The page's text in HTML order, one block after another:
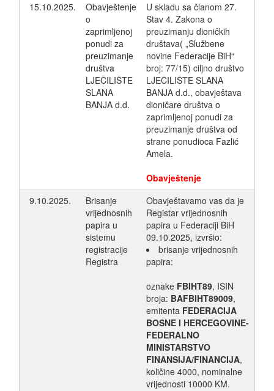
15.10.2025.
Obavještenje
o
zaprimljenoj
ponudi za
preuzimanje
društva
LJEČILIŠTE
SLANA
BANJA d.d.
U skladu sa članom 27.
Stav 4. Zakona o
preuzimanju dioničkih
društava( „Službene
novine Federacije BiH“
broj: 77/15) ciljno društvo
LJEČILIŠTE SLANA
BANJA d.d., obavještava
dioničare društva o
zaprimljenoj ponudi za
preuzimanje društva od
strane ponudioca Fazlić
Amela.
Obavještenje
9.10.2025.
Brisanje
vrijednosnih
papira u
sistemu
registracije
Registra
Obavještavamo vas da je
Registar vrijednosnih
papira u Federaciji BiH
09.10.2025, izvršio:
brisanje vrijednosnih
papira:
oznake FBIHT89, ISIN
broja: BAFBIHT89009,
emitenta FEDERACIJA
BOSNE I HERCEGOVINE-
FEDERALNO
MINISTARSTVO
FINANSIJA/FINANCIJA,
količine 4000, nominalne
vrijednosti 10000 KM.